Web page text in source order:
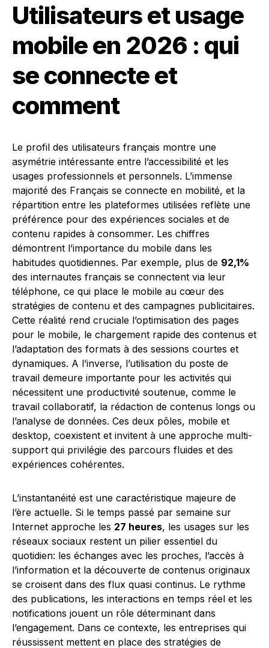
Utilisateurs et usage
mobile en 2026 : qui
se connecte et
comment
Le profil des utilisateurs français montre une
asymétrie intéressante entre l’accessibilité et les
usages professionnels et personnels. L’immense
majorité des Français se connecte en mobilité, et la
répartition entre les plateformes utilisées reflète une
préférence pour des expériences sociales et de
contenu rapides à consommer. Les chiffres
démontrent l’importance du mobile dans les
habitudes quotidiennes. Par exemple, plus de 92,1%
des internautes français se connectent via leur
téléphone, ce qui place le mobile au cœur des
stratégies de contenu et des campagnes publicitaires.
Cette réalité rend cruciale l’optimisation des pages
pour le mobile, le chargement rapide des contenus et
l’adaptation des formats à des sessions courtes et
dynamiques. A l’inverse, l’utilisation du poste de
travail demeure importante pour les activités qui
nécessitent une productivité soutenue, comme le
travail collaboratif, la rédaction de contenus longs ou
l’analyse de données. Ces deux pôles, mobile et
desktop, coexistent et invitent à une approche multi-
support qui privilégie des parcours fluides et des
expériences cohérentes.
L’instantanéité est une caractéristique majeure de
l’ère actuelle. Si le temps passé par semaine sur
Internet approche les 27 heures, les usages sur les
réseaux sociaux restent un pilier essentiel du
quotidien: les échanges avec les proches, l’accès à
l’information et la découverte de contenus originaux
se croisent dans des flux quasi continus. Le rythme
des publications, les interactions en temps réel et les
notifications jouent un rôle déterminant dans
l’engagement. Dans ce contexte, les entreprises qui
réussissent mettent en place des stratégies de